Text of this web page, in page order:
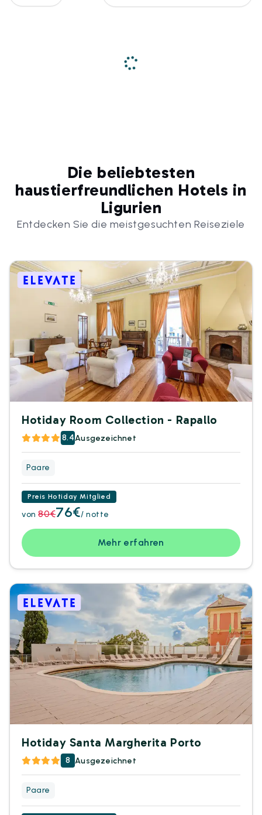
Die beliebtesten
haustierfreundlichen Hotels in
Ligurien
Entdecken Sie die meistgesuchten Reiseziele
Hotiday Room Collection - Rapallo
8.4Ausgezeichnet
Paare
Preis Hotiday Mitglied
von 80€76€/ notte
Mehr erfahren
Hotiday Santa Margherita Porto
8 Ausgezeichnet
Paare